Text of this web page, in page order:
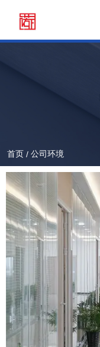
首页 / 公司环境